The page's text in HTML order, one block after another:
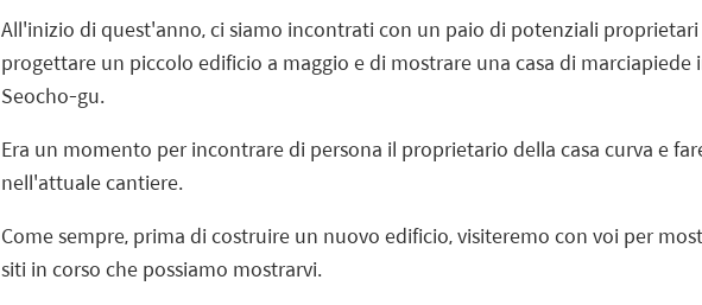
All'inizio di quest'anno, ci siamo incontrati con un paio di potenziali
progettare un piccolo edificio a maggio e di mostrare una casa di
Seocho-gu.
Era un momento per incontrare di persona il proprietario della casa curva e
nell'attuale cantiere.
Come sempre, prima di costruire un nuovo edificio, visiteremo con voi per
siti in corso che possiamo mostrarvi.